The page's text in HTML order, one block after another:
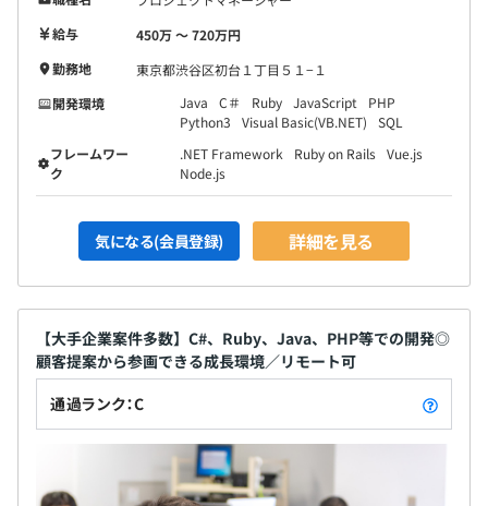
給与
450万 〜 720万円
勤務地
東京都渋谷区初台１丁目５１−１
開発環境
Java C＃ Ruby JavaScript
PHP
Python3
Visual Basic(VB.NET)
SQL
フレームワー
ク
.NET Framework Ruby on Rails Vue.js
Node.js
気になる(会員登録) 詳細を見る
【大手企業案件多数】C#、Ruby、Java、PHP等での開発◎
顧客提案から参画できる成長環境／リモート可
通過ランク：C